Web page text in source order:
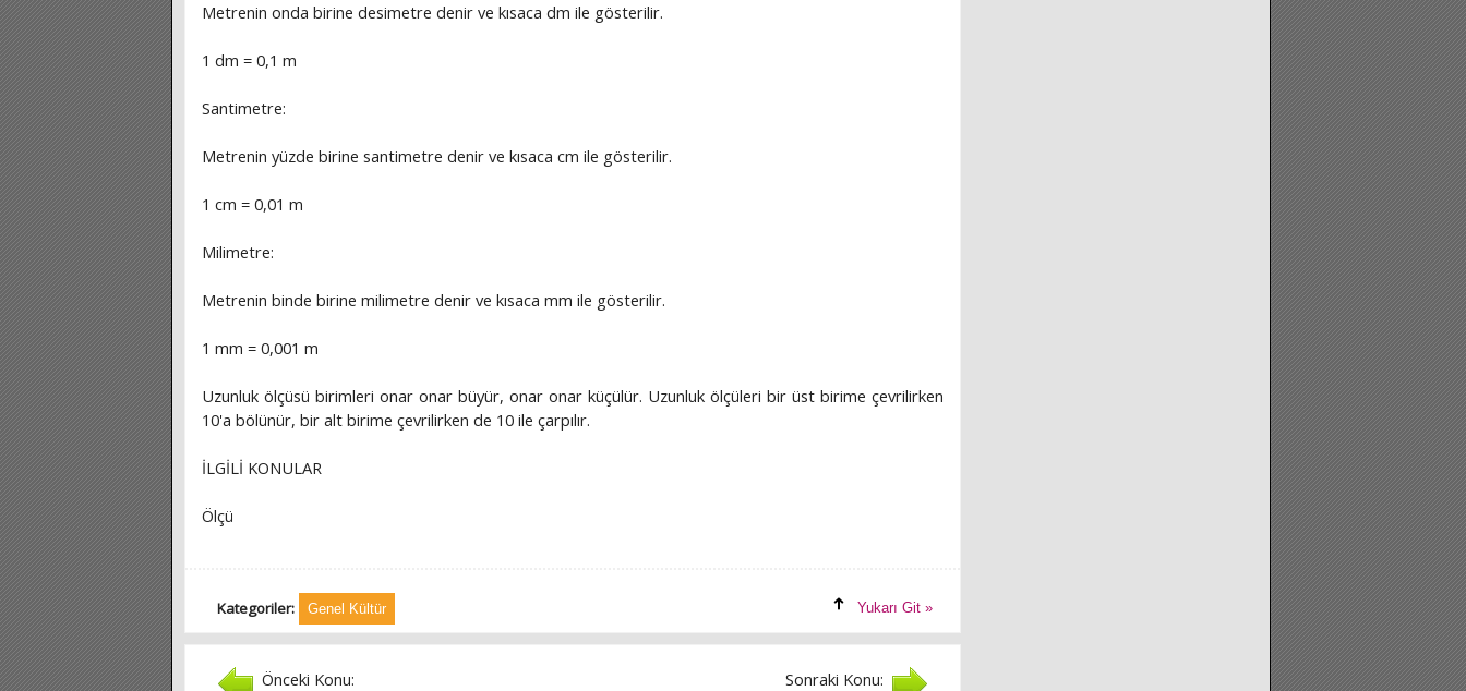
Metrenin onda birine desimetre denir ve kısaca dm ile gösterilir.
1 dm = 0,1 m
Santimetre:
Metrenin yüzde birine santimetre denir ve kısaca cm ile gösterilir.
1 cm = 0,01 m
Milimetre:
Metrenin binde birine milimetre denir ve kısaca mm ile gösterilir.
1 mm = 0,001 m
Uzunluk ölçüsü birimleri onar onar büyür, onar onar küçülür. Uzunluk ölçüleri bir üst birime çevrilirken
10'a bölünür, bir alt birime çevrilirken de 10 ile çarpılır.
İLGİLİ KONULAR
Ölçü
Kategoriler: Genel Kültür Yukarı Git »
Önceki Konu:
Sonraki Konu: